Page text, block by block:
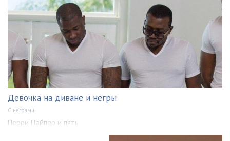
Девочка на диване и негры
С неграми
Перри Пайпер и пять